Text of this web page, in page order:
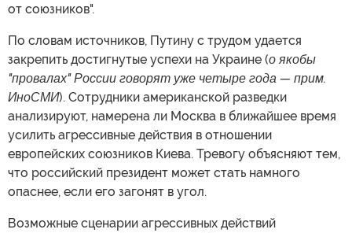
от союзников".
По словам источников, Путину с трудом удается
закрепить достигнутые успехи на Украине (о якобы
"провалах" России говорят уже четыре года — прим.
ИноСМИ). Сотрудники американской разведки
анализируют, намерена ли Москва в ближайшее время
усилить агрессивные действия в отношении
европейских союзников Киева. Тревогу объясняют тем,
что российский президент может стать намного
опаснее, если его загонят в угол.
Возможные сценарии агрессивных действий